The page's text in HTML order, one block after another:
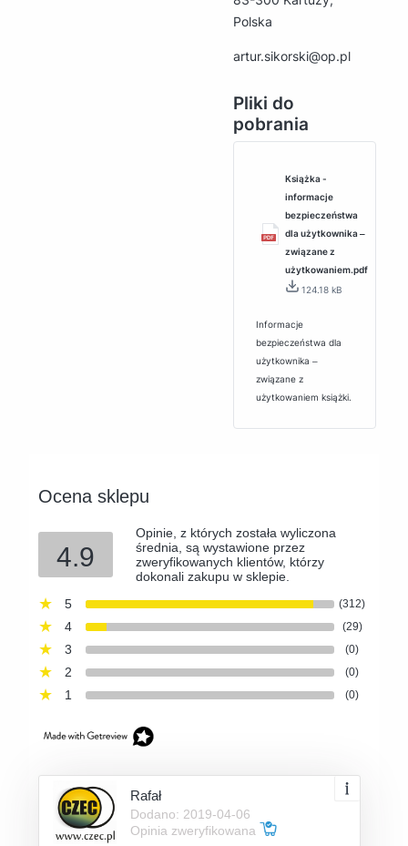
Polska
artur.sikorski@op.pl
Pliki do
pobrania
Książka -
informacje
bezpieczeństwa
dla użytkownika ‒
związane z
użytkowaniem.pdf
124.18 kB
Informacje
bezpieczeństwa dla
użytkownika ‒
związane z
użytkowaniem książki.
Ocena sklepu
4.9
Opinie, z których została wyliczona
średnia, są wystawione przez
zweryfikowanych klientów, którzy
dokonali zakupu w sklepie.
5
(312)
4 (29)
3 (0)
2 (0)
1 (0)
Rafał
Dodano: 2019-04-06
Opinia zweryfikowana